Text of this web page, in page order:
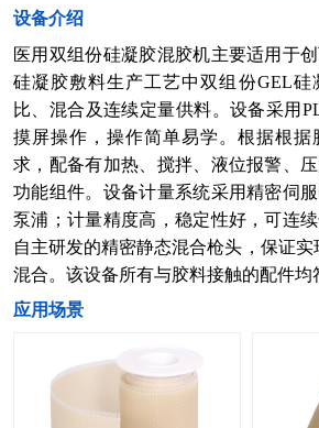
​设备介绍
医用双组份硅凝胶混胶机主要适用于
硅凝胶敷料生产工艺中双组份GEL硅
比、混合及连续定量供料。设备采用
摸屏操作，操作简单易学。根据根据
求，配备有加热、搅拌、液位报警、
功能组件。设备计量系统采用精密伺
泵浦；计量精度高，稳定性好，可连
自主研发的精密静态混合枪头，保证
混合。该设备所有与胶料接触的配件均
​应用场景